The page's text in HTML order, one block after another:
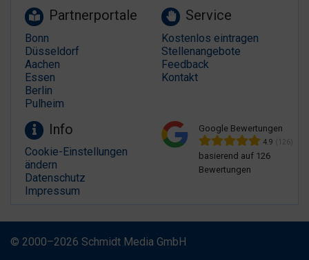
Partnerportale
Bonn
Düsseldorf
Aachen
Essen
Berlin
Pulheim
Service
Kostenlos eintragen
Stellenangebote
Feedback
Kontakt
Info
Cookie-Einstellungen
ändern
Datenschutz
Impressum
Google Bewertungen
4.9 (126)
basierend auf 126
Bewertungen
© 2000–2026 Schmidt Media GmbH